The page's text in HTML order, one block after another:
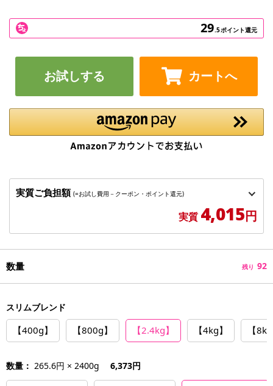
29.5ポイント還元
お試しする カートへ
実質ご負担額 (=お試し費用－クーポン・ポイント還元)
実質 4,015円
数量 残り 92
スリムブレンド
【400g】 【800g】 【2.4kg】 【4kg】 【
数量： 265.6円 × 2400g 6,373円